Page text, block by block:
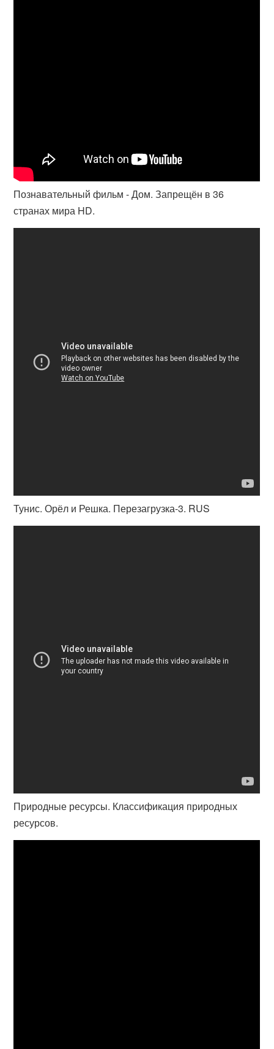
Познавательный фильм - Дом. Запрещён в 36
странах мира HD.
Тунис. Орёл и Решка. Перезагрузка-3. RUS
Природные ресурсы. Классификация природных
ресурсов.